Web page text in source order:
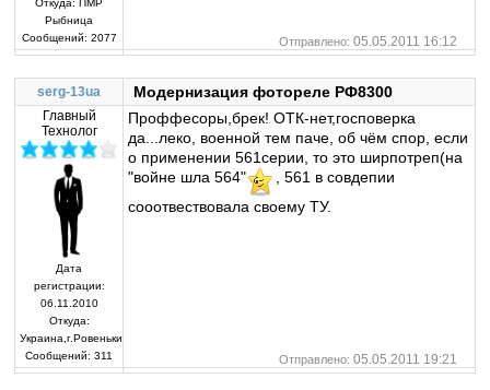
Рыбница
Сообщений: 2077 Отправлено: 05.05.2011 16:12
serg-13ua Модернизация фотореле РФ8300
Главный
Технолог
Дата
регистрации:
06.11.2010
Откуда:
Украина,г.Ровеньки
Сообщений: 311
Проффесоры,брек! ОТК-нет,госповерка
да...леко, военной тем паче, об чём спор, если
о применении 561серии, то это ширпотреп(на
"войне шла 564"
, 561 в совдепии
сооотвествовала своему ТУ.
Отправлено: 05.05.2011 19:21